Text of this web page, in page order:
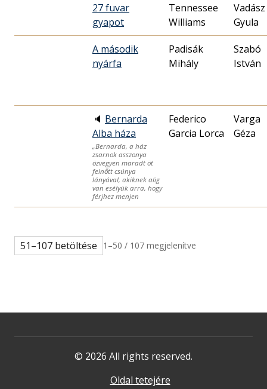
27 fuvar
gyapot
Tennessee
Williams
Vadász
Gyula
A második
nyárfa
Padisák
Mihály
Szabó
István
🔈 Bernarda
Alba háza
„Bernarda, a ház
zsarnok asszonya
özvegyen maradt öt
felnőtt csúnya
lányával, akiknek alig
van esélyük arra, hogy
férjhez menjen
Federico
Garcia Lorca
Varga
Géza
51–107 betöltése 1–50 / 107 megjelenítve
© 2026 All rights reserved.
Oldal tetejére